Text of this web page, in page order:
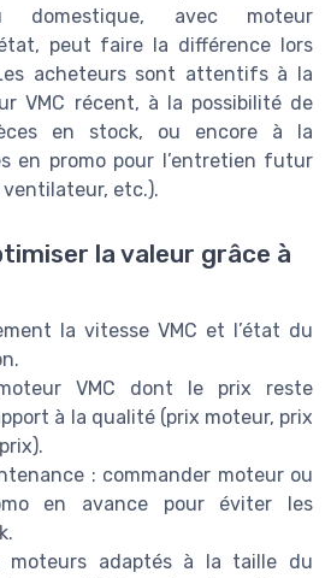
domestique, avec moteur
peut faire la différence lors
acheteurs sont attentifs à la
VMC récent, à la possibilité de
en stock, ou encore à la
en promo pour l’entretien futur
etc.).
la valeur grâce à
la vitesse VMC et l’état du
VMC dont le prix reste
à la qualité (prix moteur, prix
: commander moteur ou
en avance pour éviter les
moteurs adaptés à la taille du